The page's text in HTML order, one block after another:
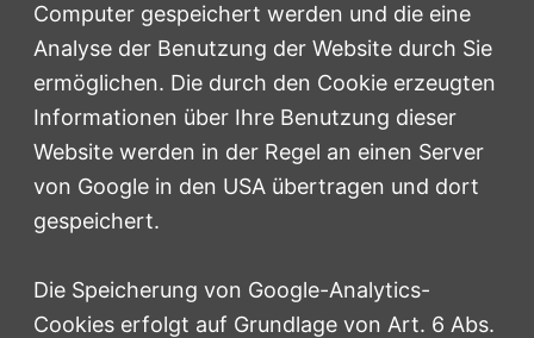
Computer gespeichert werden und die eine
Analyse der Benutzung der Website durch Sie
ermöglichen. Die durch den Cookie erzeugten
Informationen über Ihre Benutzung dieser
Website werden in der Regel an einen Server
von Google in den USA übertragen und dort
gespeichert.
Die Speicherung von Google-Analytics-
Cookies erfolgt auf Grundlage von Art. 6 Abs.